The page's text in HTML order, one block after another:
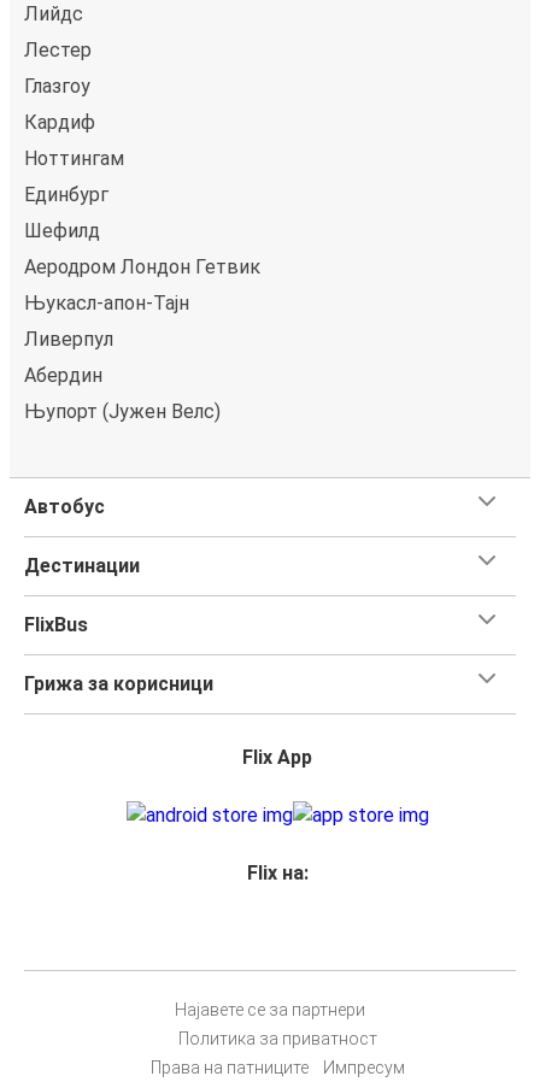
Лийдс
Лестер
Глазгоу
Кардиф
Ноттингам
Единбург
Шефилд
Аеродром Лондон Гетвик
Њукасл-апон-Тајн
Ливерпул
Абердин
Њупорт (Јужен Велс)
Автобус
Дестинации
FlixBus
Грижа за корисници
Flix App
Flix на:
Најавете се за партнери
Политика за приватност
Права на патниците
Импресум